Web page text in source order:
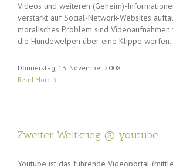
Videos und weiteren (Geheim)-
verstärkt auf Social-Network-Websites
moralisches Problem sind Videoaufnahmen
die Hundewelpen über eine Klippe
Donnerstag, 13. November 2008
Read More
Zweiter Weltkrieg @ youtube
Youtube ist das führende Videoportal